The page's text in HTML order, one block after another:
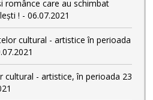
românce care au schimbat
! - 06.07.2021
cultural - artistice în perioada
cultural - artistice, în perioada 23